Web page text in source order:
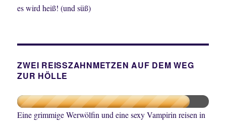
es wird heiß! (und süß)
ZWEI REISSZAHNMETZEN AUF DEM WEG
ZUR HÖLLE
Eine grimmige Werwölfin und eine sexy Vampirin reisen in